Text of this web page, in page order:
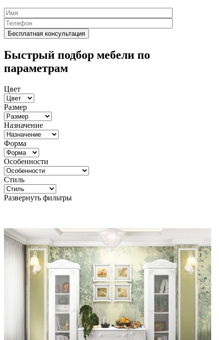
Быстрый подбор мебели по
параметрам
Цвет
Размер
Назначение
Форма
Особенности
Стиль
Развернуть фильтры